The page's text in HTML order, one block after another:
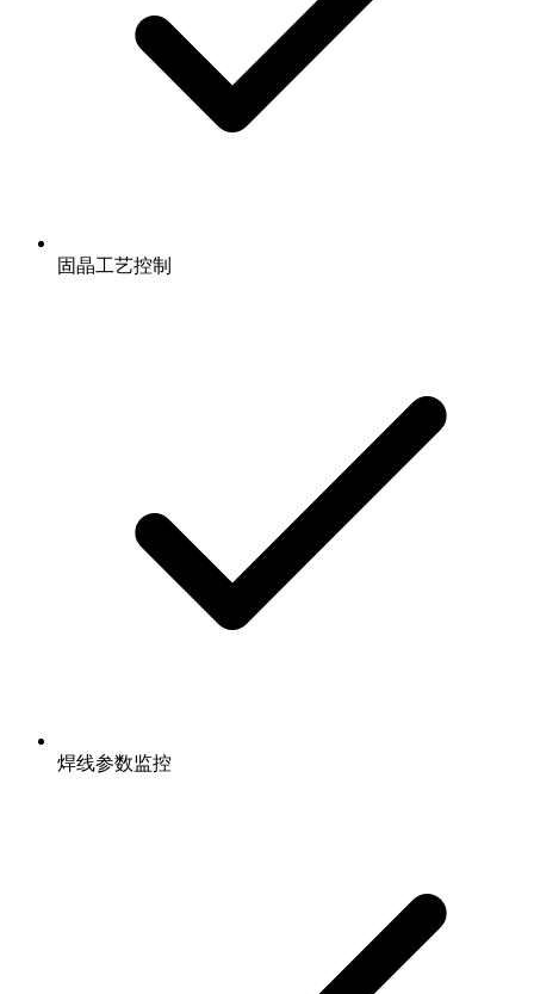
固晶工艺控制
焊线参数监控